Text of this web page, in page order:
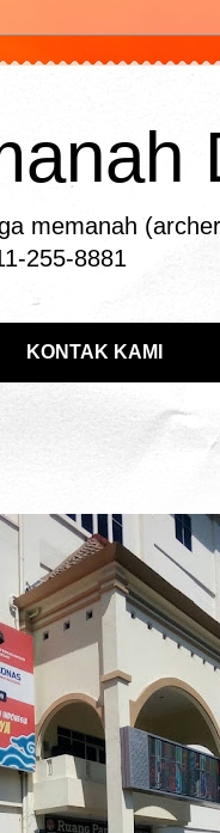
memanah
255-8881
KONTAK KAMI